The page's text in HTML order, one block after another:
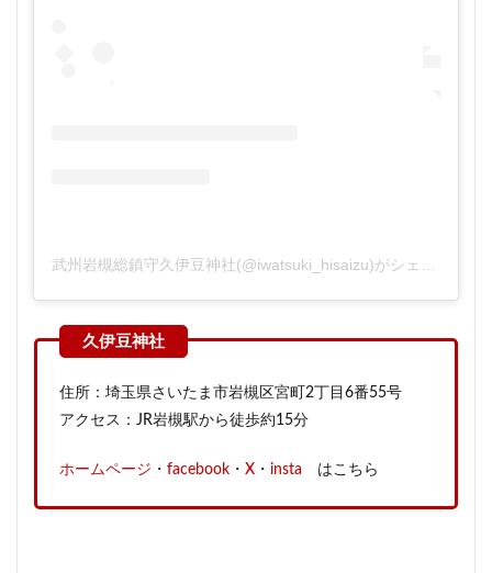
住所：埼玉県さいたま市岩槻区宮町2丁目6番55号
アクセス：JR岩槻駅から徒歩約15分
ホームページ ・ facebook ・ X ・ insta はこちら